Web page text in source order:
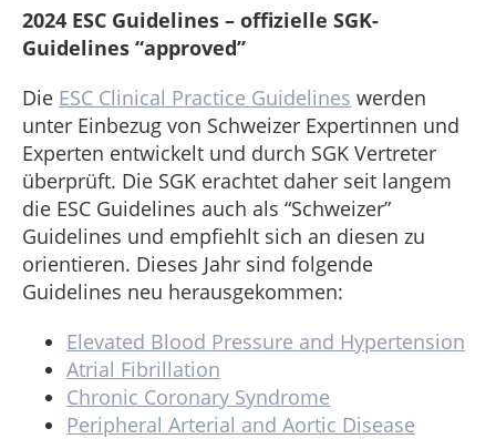
2024 ESC Guidelines – offizielle SGK-
Guidelines “approved”
Die ESC Clinical Practice Guidelines werden
unter Einbezug von Schweizer Expertinnen und
Experten entwickelt und durch SGK Vertreter
überprüft. Die SGK erachtet daher seit langem
die ESC Guidelines auch als “Schweizer”
Guidelines und empfiehlt sich an diesen zu
orientieren. Dieses Jahr sind folgende
Guidelines neu herausgekommen:
Elevated Blood Pressure and Hypertension
Atrial Fibrillation
Chronic Coronary Syndrome
Peripheral Arterial and Aortic Disease